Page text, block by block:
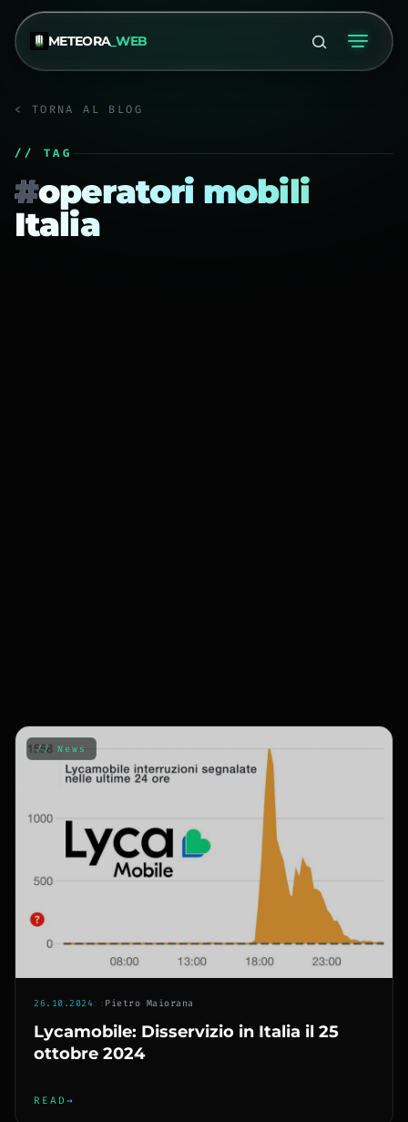
METEORA_WEB
< TORNA AL BLOG
// TAG
#operatori mobili
Italia
// News
26.10.2024 :: Pietro Maiorana
Lycamobile: Disservizio in Italia il 25
ottobre 2024
READ →